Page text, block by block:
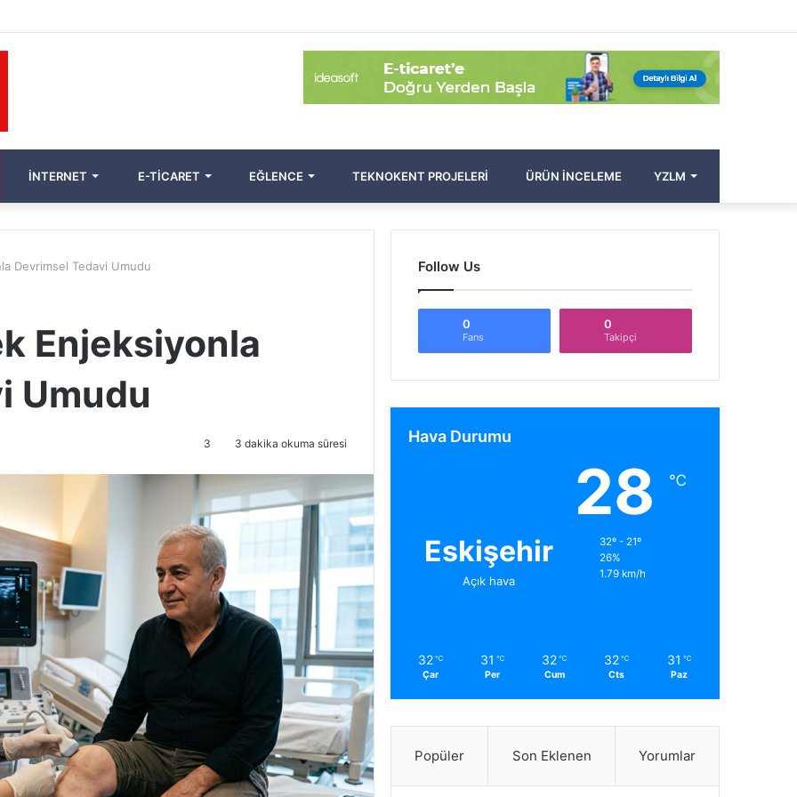
yap
...
Bölmesi
Makale
Ol
İNTERNET E-TICARET EĞLENCE TEKNOKENT PROJELERI ÜRÜN İNCELEME YZLM
Devrimsel Tedavi Umudu
Enjeksiyonla
Umudu
3 3 dakika okuma süresi
Follow Us
0
Fans
0
Takipçi
Hava Durumu
Eskişehir
Açık hava
28 ℃
32º - 21º
26%
1.79 km/h
32 ℃
Çar
31 ℃
Per
32 ℃
Cum
32 ℃
Cts
31 ℃
Paz
Popüler Son Eklenen Yorumlar